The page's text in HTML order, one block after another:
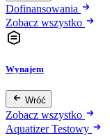
Dofinansowania
Zobacz wszystko
Wynajem
Wróć
Zobacz wszystko
Aquatizer Testowy